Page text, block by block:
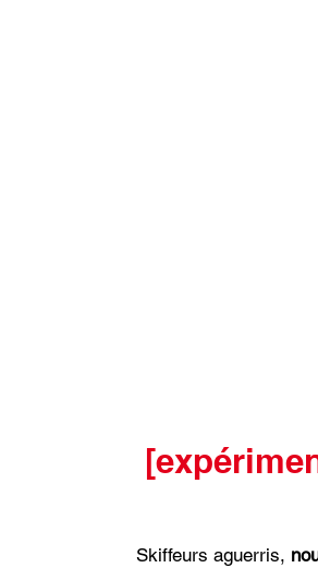
Skiffeurs aguerris,